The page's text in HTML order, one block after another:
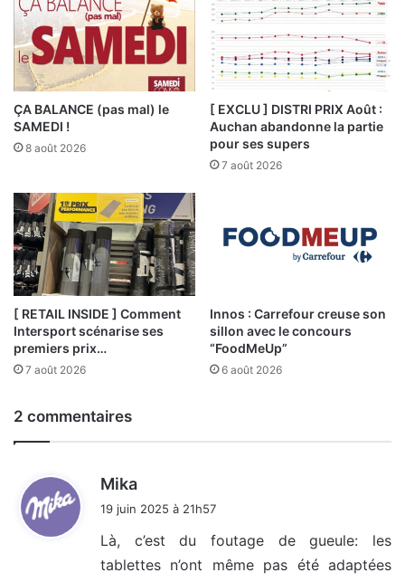
ÇA BALANCE (pas mal) le
SAMEDI !
8 août 2026
[ EXCLU ] DISTRI PRIX Août :
Auchan abandonne la partie
pour ses supers
7 août 2026
[ RETAIL INSIDE ] Comment
Intersport scénarise ses
premiers prix…
7 août 2026
Innos : Carrefour creuse son
sillon avec le concours
“FoodMeUp”
6 août 2026
2 commentaires
Mika
:
19 juin 2025 à 21h57
Là, c’est du foutage de gueule: les
tablettes n’ont même pas été adaptées